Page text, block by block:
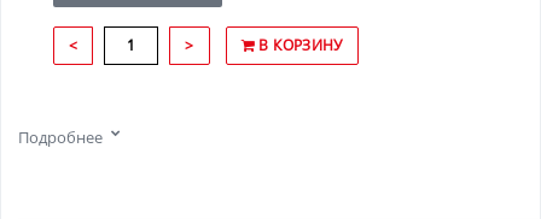
< > В КОРЗИНУ
Подробнее